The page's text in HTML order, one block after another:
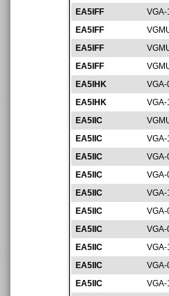
EA5IFF
EA5IFF
EA5IFF
EA5IFF
EA5IHK
EA5IHK
EA5IIC
EA5IIC
EA5IIC
EA5IIC
EA5IIC
VGA-
EA5IIC
EA5IIC
EA5IIC
EA5IIC
EA5IIC